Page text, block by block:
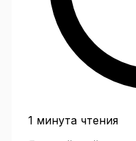
1 минута чтения